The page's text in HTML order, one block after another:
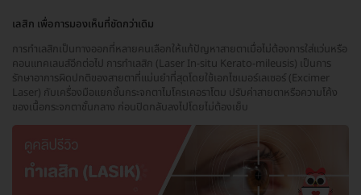
เลสิก เพื่อการมองเห็นที่ชัดกว่าเดิม
การทำเลสิกเป็นทางออกที่หลายคนเลือกให้แก้ปัญหาสายตาเมื่อไม่ต้องการใส่แว่นหรือ
คอนแทคเลนส์อีกต่อไป การทำเลสิก (Laser In-situ Kerato-mileusis) เป็นการ
รักษาอาการผิดปกติของสายตาที่แม่นยำที่สุดโดยใช้เอกไซเมอร์เลเซอร์ (Excimer
Laser) กับเครื่องมือแยกชั้นกระจกตาไมโครเคอราโตม ปรับค่าสายตาหรือความโค้ง
ของเนื้อกระจกตาชั้นกลาง ก่อนปิดกลับลงไปโดยไม่ต้องเย็บ